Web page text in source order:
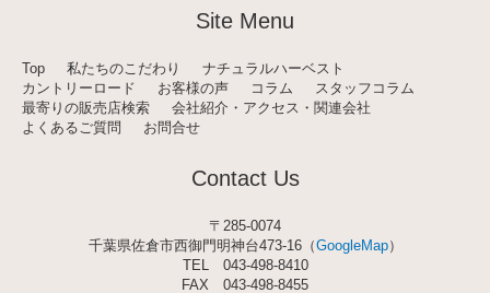
a
m
Site Menu
Top 私たちのこだわり
ナチュラルハーベスト
カントリーロード
お客様の声 コラム
スタッフコラム
最寄りの販売店検索
会社紹介・アクセス・関連会社
よくあるご質問
お問合せ
Contact Us
〒285-0074
千葉県佐倉市西御門明神台473-16（GoogleMap）
TEL 043-498-8410
FAX 043-498-8455